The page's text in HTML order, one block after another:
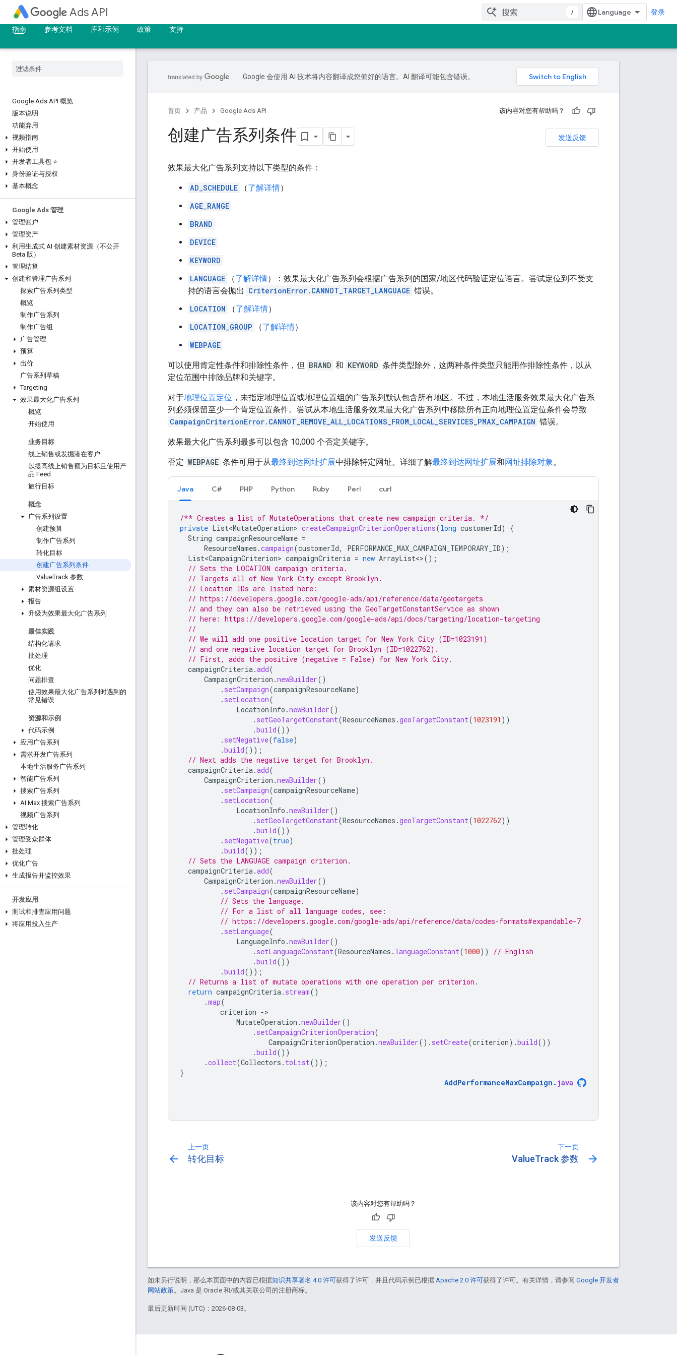
Ads API / 登录
指南 参考文档 库和示例 政策 支持
Google Ads API 概览
版本说明
功能弃用
视频指南
开始使用
开发者工具包 ⭐
身份验证与授权
基本概念
Google Ads 管理
管理账户
管理资产
利用生成式 AI 创建素材资源（不公开
Beta 版）
管理结算
创建和管理广告系列
探索广告系列类型
概览
制作广告系列
制作广告组
广告管理
预算
出价
广告系列草稿
Targeting
效果最大化广告系列
概览
开始使用
业务目标
线上销售或发掘潜在客户
以提高线上销售额为目标且使用产
品 Feed
旅行目标
概念
广告系列设置
创建预算
制作广告系列
转化目标
创建广告系列条件
ValueTrack 参数
素材资源组设置
报告
升级为效果最大化广告系列
最佳实践
结构化请求
批处理
优化
问题排查
使用效果最大化广告系列时遇到的
常见错误
资源和示例
代码示例
应用广告系列
需求开发广告系列
本地生活服务广告系列
智能广告系列
搜索广告系列
AI Max 搜索广告系列
视频广告系列
管理转化
管理受众群体
批处理
优化广告
生成报告并监控效果
开发应用
测试和排查应用问题
将应用投入生产
Google 会使用 AI 技术将内容翻译成您偏好的语言。AI 翻译可能包含错误。
首页 产品 Google Ads API 该内容对您有帮助吗？
发送反馈
创建广告系列条件
效果最大化广告系列支持以下类型的条件：
AD_SCHEDULE （了解详情）
AGE_RANGE
BRAND
DEVICE
KEYWORD
LANGUAGE
（了解详情）：效果最大化广告系列会根据广告系列的国家/地区代码验证定位语言。尝试定位到不受支
持的语言会抛出 CriterionError.CANNOT_TARGET_LANGUAGE 错误。
LOCATION
（了解详情）
LOCATION_GROUP
（了解详情）
WEBPAGE
可以使用肯定性条件和排除性条件，但 BRAND 和 KEYWORD 条件类型除外，这两种条件类型只能用作排除性条件，以从
定位范围中排除品牌和关键字。
对于地理位置定位 ，未指定地理位置或地理位置组的广告系列默认包含所有地区。不过，本地生活服务效果最大化广告系
列必须保留至少一个肯定位置条件。尝试从本地生活服务效果最大化广告系列中移除所有正向地理位置定位条件会导致
CampaignCriterionError.CANNOT_REMOVE_ALL_LOCATIONS_FROM_LOCAL_SERVICES_PMAX_CAMPAIGN 错误。
效果最大化广告系列最多可以包含 10,000 个否定关键字。
否定 WEBPAGE 条件可用于从最终到达网址扩展中排除特定网址。详细了解最终到达网址扩展和网址排除对象。
Java C# PHP Python Ruby Perl curl
/** Creates a list of MutateOperations that create new campaign criteria. */
private List<MutateOperation> createCampaignCriterionOperations(long customerId)
{
String campaignResourceName =
ResourceNames .campaign(customerId, PERFORMANCE_MAX_CAMPAIGN_TEMPORARY_ID);
List<CampaignCriterion> campaignCriteria = new ArrayList<>();
// Sets the LOCATION campaign criteria.
// Targets all of New York City except Brooklyn.
// Location IDs are listed here:
// https://developers.google.com/google-ads/api/reference/data/geotargets
// and they can also be retrieved using the GeoTargetConstantService as shown
// here: https://developers.google.com/google-ads/api/docs/targeting/location-targeting
//
// We will add one positive location target for New York City (ID=1023191)
// and one negative location target for Brooklyn (ID=1022762).
// First, adds the positive (negative = False) for New York City.
campaignCriteria.add(
CampaignCriterion .newBuilder()
. setCampaign(campaignResourceName)
. setLocation(
LocationInfo .newBuilder()
. setGeoTargetConstant(ResourceNames .geoTargetConstant(1023191 ))
.build())
. setNegative(false)
.build());
// Next adds the negative target for Brooklyn.
campaignCriteria.add(
CampaignCriterion .newBuilder()
. setCampaign(campaignResourceName)
. setLocation(
LocationInfo .newBuilder()
. setGeoTargetConstant(ResourceNames .geoTargetConstant(1022762))
.build())
. setNegative(true)
.build());
// Sets the LANGUAGE campaign criterion.
campaignCriteria.add(
CampaignCriterion .newBuilder()
. setCampaign(campaignResourceName)
// Sets the language.
// For a list of all language codes, see:
// https://developers.google.com/google-ads/api/reference/data/codes-formats#expandable-7
. setLanguage(
LanguageInfo .newBuilder()
. setLanguageConstant(ResourceNames . languageConstant(1000))
// English
.build())
.build());
// Returns a list of mutate operations with one operation per criterion.
return campaignCriteria. stream()
.map(
criterion -
MutateOperation .newBuilder()
. setCampaignCriterionOperation(
CampaignCriterionOperation .newBuilder(). setCreate(criterion).build())
.build())
.collect(Collectors . toList());
}
AddPerformanceMaxCampaign . java
上一页
arrow_back 转化目标
下一页
ValueTrack 参数 arrow_forward
该内容对您有帮助吗？
发送反馈
如未另行说明，那么本页面中的内容已根据知识共享署名 4.0 许可获得了许可，并且代码示例已根据 Apache 2.0 许可获得了许可。有关详情，请参阅 Google 开发者
网站政策。Java 是 Oracle 和/或其关联公司的注册商标。
最后更新时间 (UTC)：2026-08-03。